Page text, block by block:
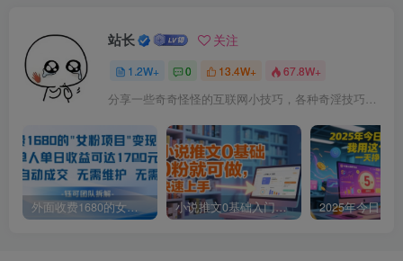
站长 关注
1.2W+ 0 13.4W+ 67.8W+
分享一些奇奇怪怪的互联网小技巧，各种奇淫技巧都在本站。
外面收费1680的女粉项目变现，单人单日收益可达1.7k，全自动成交无需维护 小说推文0基础入门教程，0粉就可做，快速上手